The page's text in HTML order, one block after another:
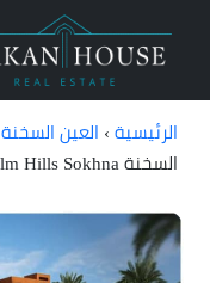
الرئيسية › العين السخنة
السخنة Palm Hills Sokhna